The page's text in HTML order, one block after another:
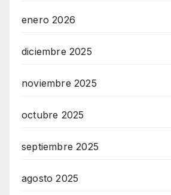
enero 2026
diciembre 2025
noviembre 2025
octubre 2025
septiembre 2025
agosto 2025